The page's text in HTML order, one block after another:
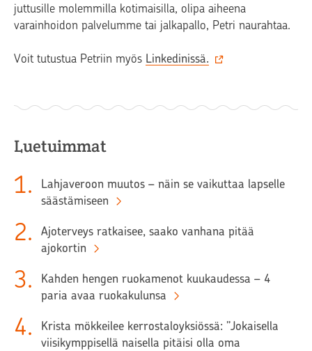
juttusille molemmilla kotimaisilla, olipa aiheena
varainhoidon palvelumme tai jalkapallo, Petri naurahtaa.
Voit tutustua Petriin myös Linkedinissä.
Luetuimmat
1.
Lahjaveroon muutos – näin se vaikuttaa lapselle
säästämiseen
2.
Ajoterveys ratkaisee, saako vanhana pitää
ajokortin
3.
Kahden hengen ruokamenot kuukaudessa – 4
paria avaa ruokakulunsa
4.
Krista mökkeilee kerrostaloyksiössä: ”Jokaisella
viisikymppisellä naisella pitäisi olla oma